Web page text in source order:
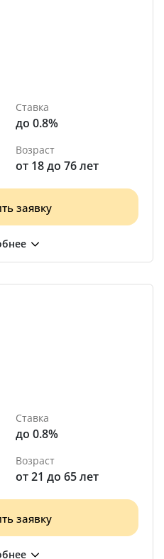
Ставка
до 0.8%
Возраст
от 18 до 76 лет
заявку
Ставка
до 0.8%
Возраст
от 21 до 65 лет
заявку